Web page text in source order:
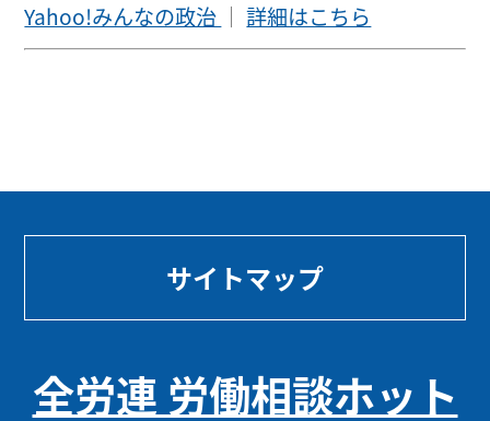
Yahoo!みんなの政治 ｜詳細はこちら
サイトマップ
全労連 労働相談ホット